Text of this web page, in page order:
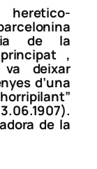
de la
,
deixar
d’una
de la